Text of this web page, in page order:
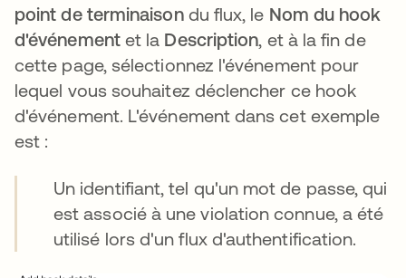
point de terminaisondu flux, le Nom du hook
d'événementet la Description, et à la fin de
cette page, sélectionnez l'événement pour
lequel vous souhaitez déclencher ce hook
d'événement. L'événement dans cet exemple
est :
Un identifiant, tel qu'un mot de passe, qui
est associé à une violation connue, a été
utilisé lors d'un flux d'authentification.